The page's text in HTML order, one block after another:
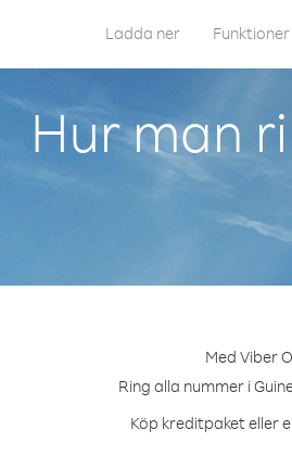
Ladda ner Funktioner
Hur man
Med Viber
Ring alla nummer i
Köp kreditpaket eller